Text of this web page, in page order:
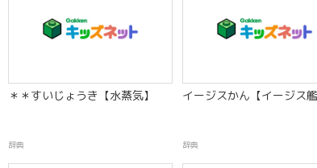
＊＊すいじょうき【水蒸気】
辞典
イージスかん【イージス艦
辞典